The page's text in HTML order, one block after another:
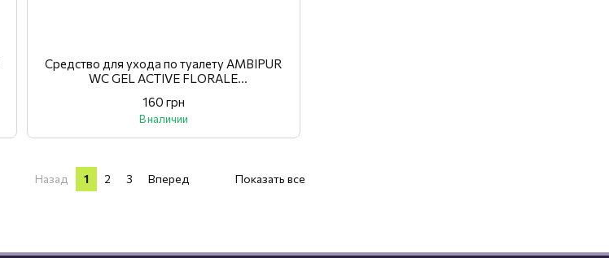
Средство для ухода по туалету AMBIPUR
WC GEL ACTIVE FLORALE
160 грн
В наличии
Назад 1 2 3 Вперед Показать все